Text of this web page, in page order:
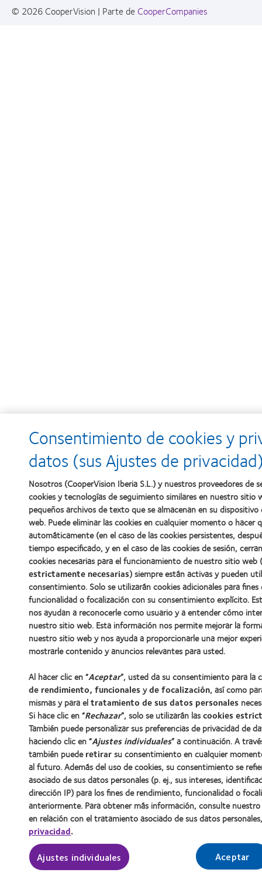
© 2026 CooperVision | Parte de CooperCompanies
Consentimiento de cookies y
datos (sus Ajustes de
Nosotros (CooperVision Iberia S.L.) y nuestros proveedores de
cookies y tecnologías de seguimiento similares en nuestro sitio
pequeños archivos de texto que se almacenan en su
web. Puede eliminar las cookies en cualquier momento o hacer
automáticamente (en el caso de las cookies persistentes,
tiempo especificado, y en el caso de las cookies de sesión,
cookies necesarias para el funcionamiento de nuestro sitio web
estrictamente necesarias) siempre están activas y pueden
consentimiento. Solo se utilizarán cookies adicionales para
funcionalidad o focalización con su consentimiento explícito.
nos ayudan a reconocerle como usuario y a entender cómo
nuestro sitio web. Esta información nos permite mejorar la
nuestro sitio web y nos ayuda a proporcionarle una mejor
mostrarle contenido y anuncios relevantes para usted.
Al hacer clic en “Aceptar”, usted da su consentimiento para la
de rendimiento, funcionalesyde focalización, así como
mismas y para eltratamiento de sus datos personales
Si hace clic en “Rechazar”, solo se utilizarán lascookies
También puede personalizar sus preferencias de privacidad de
haciendo clic en “Ajustes individuales” a continuación. A
también puederetirarsu consentimiento en cualquier
al futuro. Además del uso de cookies, su consentimiento se
asociado de sus datos personales (p. ej., sus intereses,
dirección IP) para los fines de rendimiento, funcionalidad o
anteriormente. Para obtener más información, consulte
en relación con el tratamiento asociado de sus datos
privacidad.
Ajustes individuales Aceptar